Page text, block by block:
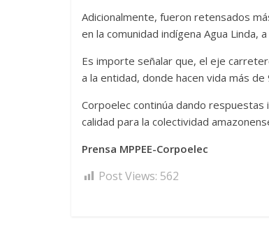
Adicionalmente, fueron retensados
en la comunidad indígena Agua
Es importe señalar que, el eje
a la entidad, donde hacen vida más
Corpoelec continúa dando
calidad para la colectividad
Prensa MPPEE-Corpoelec
Post Views: 562